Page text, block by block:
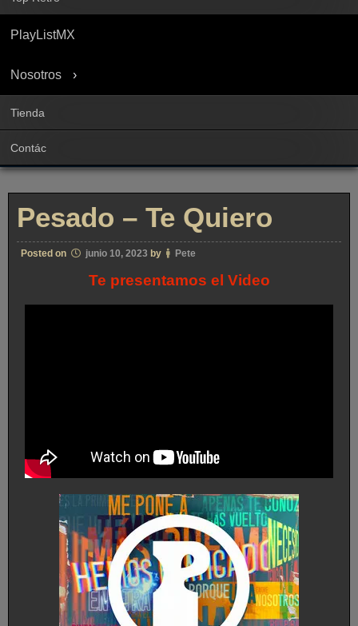
PlayListMX
Nosotros
Tienda
Contác
Pesado – Te Quiero
Posted on junio 10, 2023 by Pete
Te presentamos el Video